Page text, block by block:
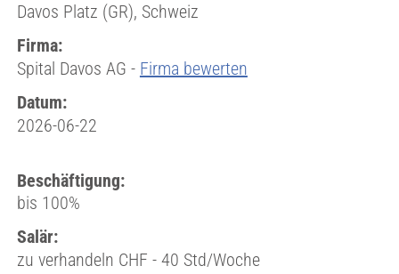
Davos Platz (GR), Schweiz
Firma:
Spital Davos AG - Firma bewerten
Datum:
2026-06-22
Beschäftigung:
bis 100%
Salär:
zu verhandeln CHF - 40 Std/Woche